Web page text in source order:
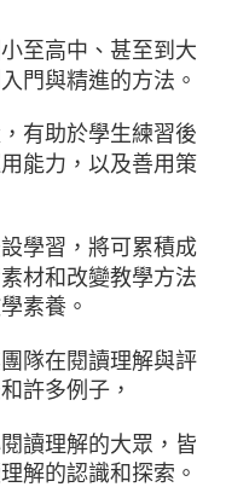
至高中、甚至到大
門與精進的方法。
有助於學生練習後
能力，以及善用策
學習，將可累積成
材和改變教學方法
素養。
隊在閱讀理解與評
許多例子，
讀理解的大眾，皆
解的認識和探索。